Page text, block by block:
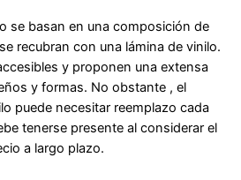
se basan en una composición de
recubran con una lámina de vinilo.
y proponen una extensa
y formas. No obstante , el
puede necesitar reemplazo cada
tenerse presente al considerar el
a largo plazo.